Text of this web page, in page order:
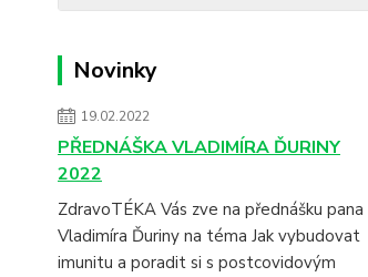
Novinky
19.02.2022
PŘEDNÁŠKA VLADIMÍRA ĎURINY
2022
ZdravoTÉKA Vás zve na přednášku pana
Vladimíra Ďuriny na téma Jak vybudovat
imunitu a poradit si s postcovidovým